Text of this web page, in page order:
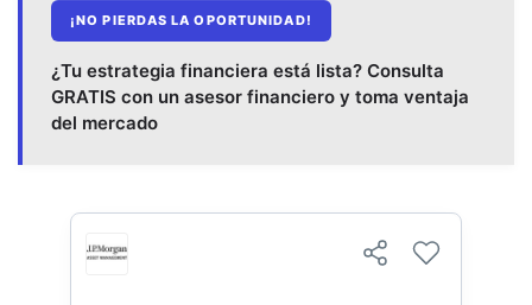
¡NO PIERDAS LA OPORTUNIDAD!
¿Tu estrategia financiera está lista? Consulta
GRATIS con un asesor financiero y toma ventaja
del mercado